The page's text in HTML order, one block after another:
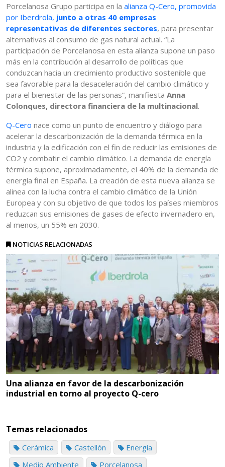
Porcelanosa Grupo participa en la alianza Q-Cero, promovida
por Iberdrola, junto a otras 40 empresas
representativas de diferentes sectores, para presentar
alternativas al consumo de gas natural actual. “La
participación de Porcelanosa en esta alianza supone un paso
más en la contribución al desarrollo de políticas que
conduzcan hacia un crecimiento productivo sostenible que
sea favorable para la desaceleración del cambio climático y
para el bienestar de las personas”, manifiesta Anna
Colonques, directora financiera de la multinacional.
Q-Cero nace como un punto de encuentro y diálogo para
acelerar la descarbonización de la demanda térmica en la
industria y la edificación con el fin de reducir las emisiones de
CO2 y combatir el cambio climático. La demanda de energía
térmica supone, aproximadamente, el 40% de la demanda de
energía final en España. La creación de esta nueva alianza se
alinea con la lucha contra el cambio climático de la Unión
Europea y con su objetivo de que todos los países miembros
reduzcan sus emisiones de gases de efecto invernadero en,
al menos, un 55% en 2030.
NOTICIAS RELACIONADAS
Una alianza en favor de la descarbonización
industrial en torno al proyecto Q-cero
Temas relacionados
Cerámica Castellón
Energía
Medio Ambiente
Porcelanosa